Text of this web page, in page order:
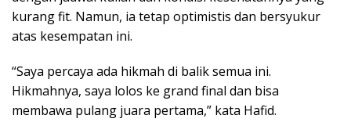
kurang fit. Namun, ia tetap optimistis dan bersyukur
atas kesempatan ini.
“Saya percaya ada hikmah di balik semua ini.
Hikmahnya, saya lolos ke grand final dan bisa
membawa pulang juara pertama,” kata Hafid.